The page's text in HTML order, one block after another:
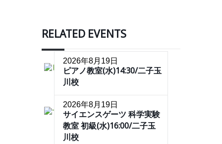
RELATED EVENTS
2026年8月19日
ピアノ教室(水)14:30/二子玉
川校
2026年8月19日
サイエンスゲーツ 科学実験
教室 初級(水)16:00/二子玉
川校